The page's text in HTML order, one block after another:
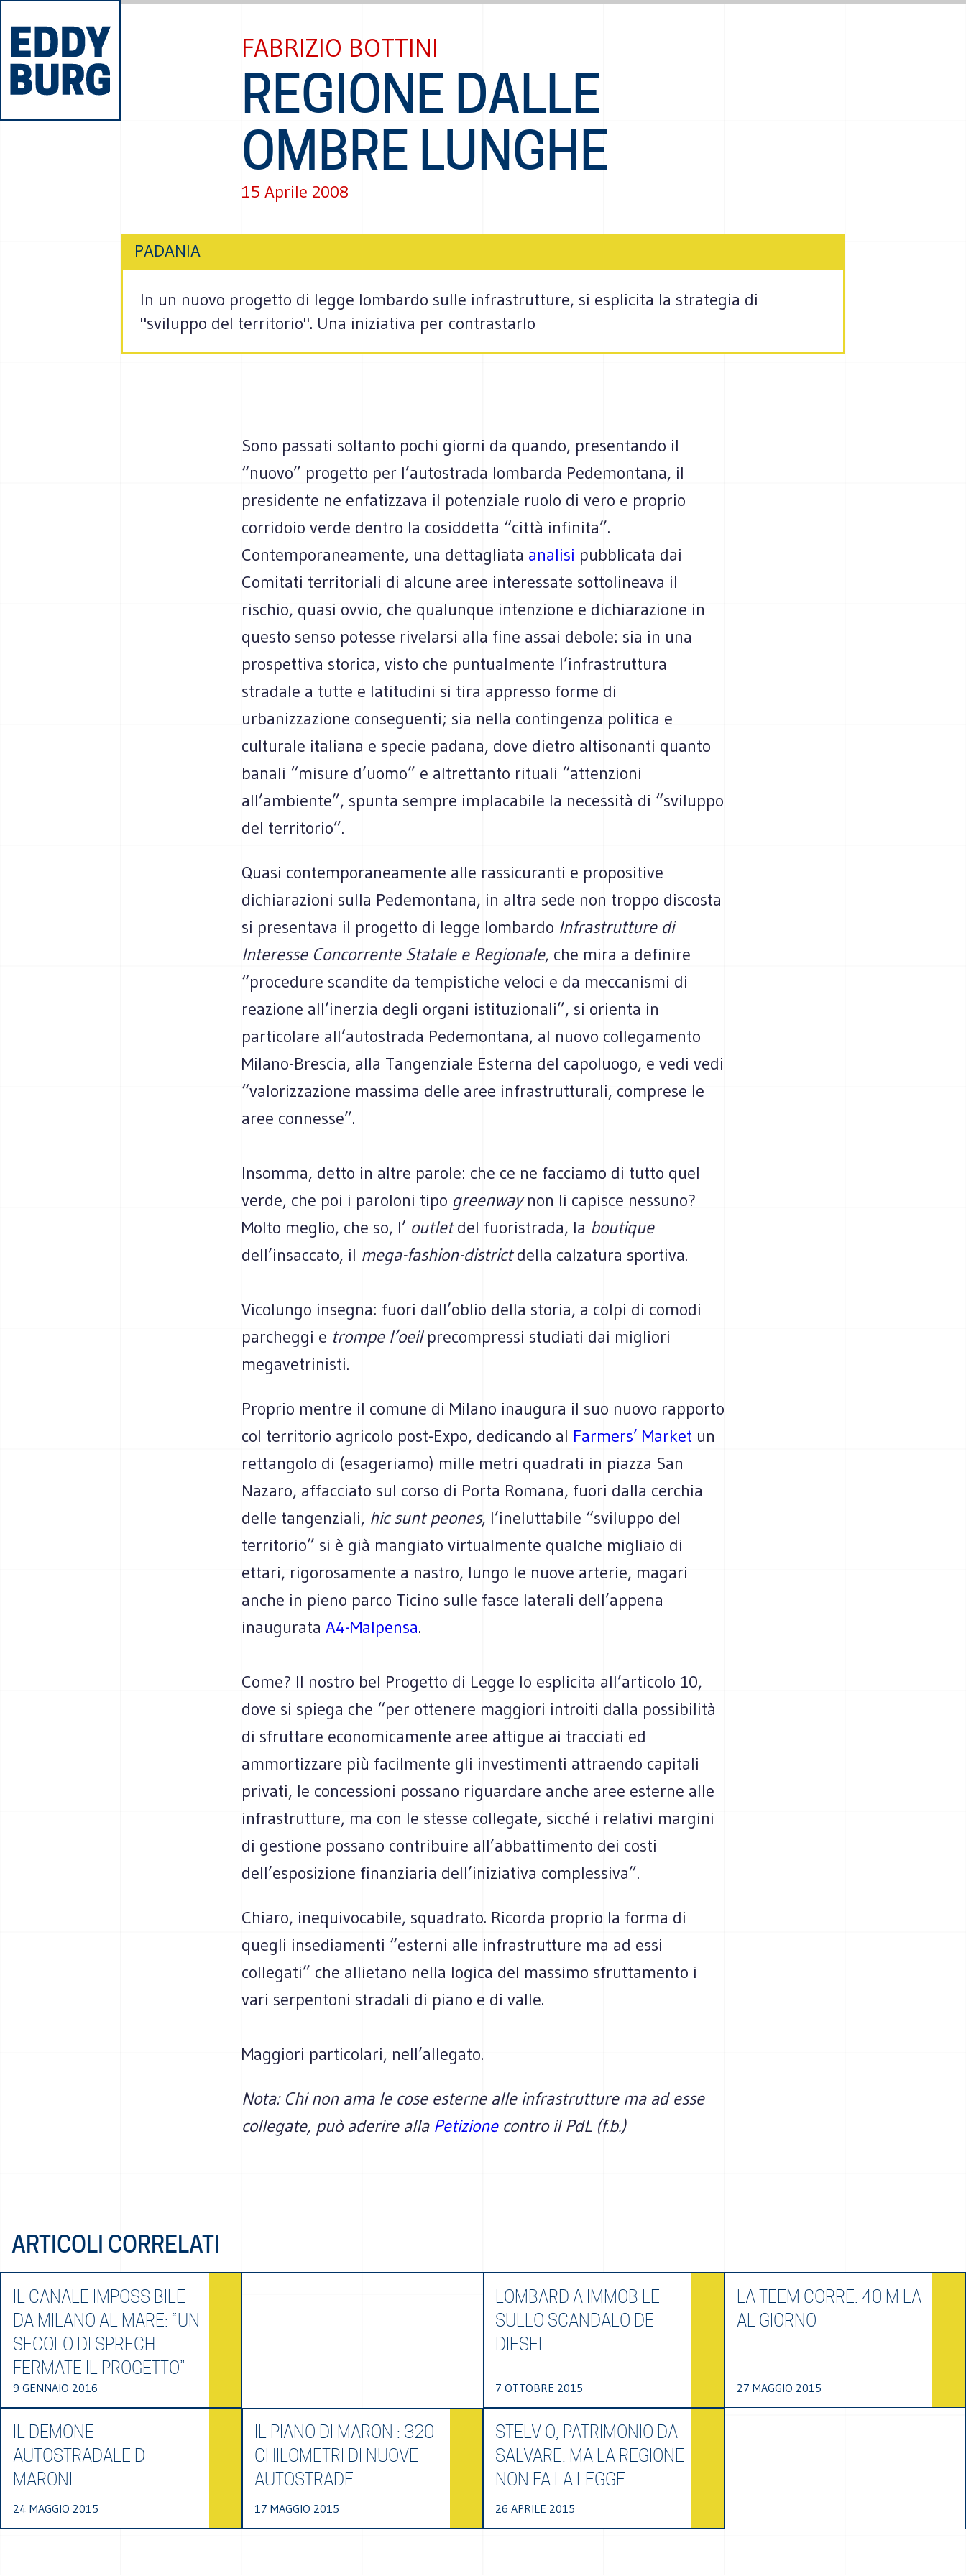
FABRIZIO BOTTINI
REGIONE DALLE
OMBRE LUNGHE
15 Aprile 2008
PADANIA
In un nuovo progetto di legge lombardo sulle infrastrutture, si esplicita la strategia di
"sviluppo del territorio". Una iniziativa per contrastarlo
Sono passati soltanto pochi giorni da quando, presentando il
“nuovo” progetto per l’autostrada lombarda Pedemontana, il
presidente ne enfatizzava il potenziale ruolo di vero e proprio
corridoio verde dentro la cosiddetta “città infinita”.
Contemporaneamente, una dettagliata analisi pubblicata dai
Comitati territoriali di alcune aree interessate sottolineava il
rischio, quasi ovvio, che qualunque intenzione e dichiarazione in
questo senso potesse rivelarsi alla fine assai debole: sia in una
prospettiva storica, visto che puntualmente l’infrastruttura
stradale a tutte e latitudini si tira appresso forme di
urbanizzazione conseguenti; sia nella contingenza politica e
culturale italiana e specie padana, dove dietro altisonanti quanto
banali “misure d’uomo” e altrettanto rituali “attenzioni
all’ambiente”, spunta sempre implacabile la necessità di “sviluppo
del territorio”.
Quasi contemporaneamente alle rassicuranti e propositive
dichiarazioni sulla Pedemontana, in altra sede non troppo discosta
si presentava il progetto di legge lombardo Infrastrutture di
Interesse Concorrente Statale e Regionale, che mira a definire
“procedure scandite da tempistiche veloci e da meccanismi di
reazione all’inerzia degli organi istituzionali”, si orienta in
particolare all’autostrada Pedemontana, al nuovo collegamento
Milano-Brescia, alla Tangenziale Esterna del capoluogo, e vedi vedi
“valorizzazione massima delle aree infrastrutturali, comprese le
aree connesse”.
Insomma, detto in altre parole: che ce ne facciamo di tutto quel
verde, che poi i paroloni tipo greenwaynon li capisce nessuno?
Molto meglio, che so, l’ outletdel fuoristrada, la boutique
dell’insaccato, il mega-fashion-districtdella calzatura sportiva.
Vicolungo insegna: fuori dall’oblio della storia, a colpi di comodi
parcheggi e trompe l’oeilprecompressi studiati dai migliori
megavetrinisti.
Proprio mentre il comune di Milano inaugura il suo nuovo rapporto
col territorio agricolo post-Expo, dedicando al Farmers’ Market un
rettangolo di (esageriamo) mille metri quadrati in piazza San
Nazaro, affacciato sul corso di Porta Romana, fuori dalla cerchia
delle tangenziali, hic sunt peones, l’ineluttabile “sviluppo del
territorio” si è già mangiato virtualmente qualche migliaio di
ettari, rigorosamente a nastro, lungo le nuove arterie, magari
anche in pieno parco Ticino sulle fasce laterali dell’appena
inaugurata A4-Malpensa.
Come? Il nostro bel Progetto di Legge lo esplicita all’articolo 10,
dove si spiega che “per ottenere maggiori introiti dalla possibilità
di sfruttare economicamente aree attigue ai tracciati ed
ammortizzare più facilmente gli investimenti attraendo capitali
privati, le concessioni possano riguardare anche aree esterne alle
infrastrutture, ma con le stesse collegate, sicché i relativi margini
di gestione possano contribuire all’abbattimento dei costi
dell’esposizione finanziaria dell’iniziativa complessiva”.
Chiaro, inequivocabile, squadrato. Ricorda proprio la forma di
quegli insediamenti “esterni alle infrastrutture ma ad essi
collegati” che allietano nella logica del massimo sfruttamento i
vari serpentoni stradali di piano e di valle.
Maggiori particolari, nell’allegato.
Nota: Chi non ama le cose esterne alle infrastrutture ma ad esse
collegate, può aderire alla Petizionecontro il PdL (f.b.)
ARTICOLI CORRELATI
IL CANALE IMPOSSIBILE
DA MILANO AL MARE: “UN
SECOLO DI SPRECHI
FERMATE IL PROGETTO”
9 GENNAIO 2016
LOMBARDIA IMMOBILE
SULLO SCANDALO DEI
DIESEL
7 OTTOBRE 2015
LA TEEM CORRE: 40 MILA
AL GIORNO
27 MAGGIO 2015
IL DEMONE
AUTOSTRADALE DI
MARONI
24 MAGGIO 2015
IL PIANO DI MARONI: 320
CHILOMETRI DI NUOVE
AUTOSTRADE
17 MAGGIO 2015
STELVIO, PATRIMONIO DA
SALVARE. MA LA REGIONE
NON FA LA LEGGE
26 APRILE 2015